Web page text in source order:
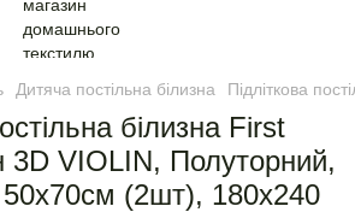
Дитяча постільна білизна Підліткова
білизна First
3D VIOLIN, Полуторний,
(2шт), 180х240